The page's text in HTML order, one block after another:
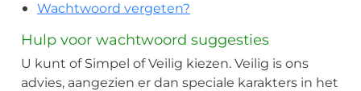
Wachtwoord vergeten?
Hulp voor wachtwoord suggesties
U kunt of Simpel of Veilig kiezen. Veilig is ons
advies, aangezien er dan speciale karakters in het